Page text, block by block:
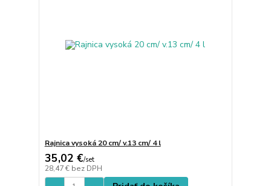
Rajnica vysoká 20 cm/ v.13 cm/ 4 l
35,02 €/set
28,47 € bez DPH